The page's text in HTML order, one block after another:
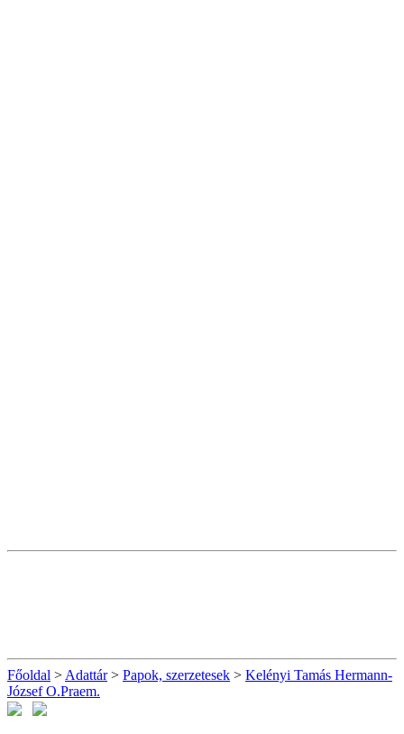
Főoldal > Adattár> Papok, szerzetesek > Kelényi Tamás Hermann-
József O.Praem.